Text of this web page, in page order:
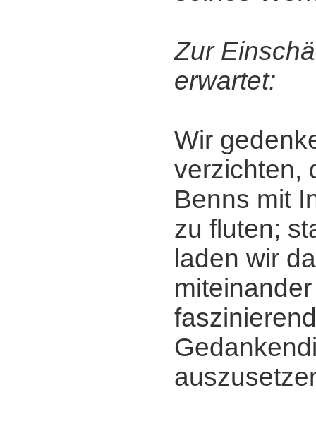
Zur
erwartet:
Wir
verzichten,
Benns mit
zu fluten;
laden wir